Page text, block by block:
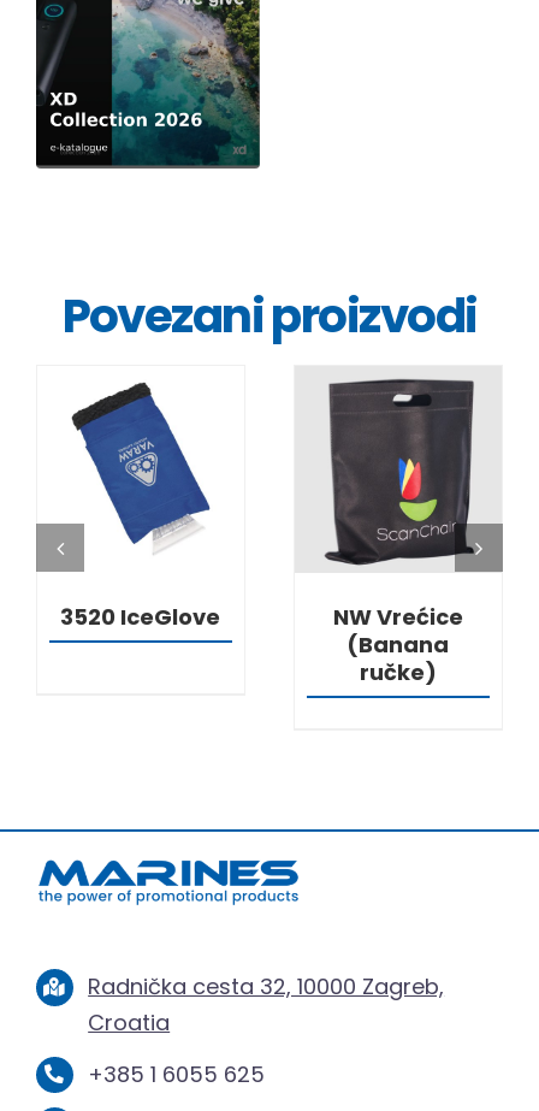
Povezani proizvodi
DETALJI
3520 IceGlove
DETALJI
NW Vrećice
(Banana
ručke)
Radnička cesta 32, 10000 Zagreb,
Croatia
+385 1 6055 625